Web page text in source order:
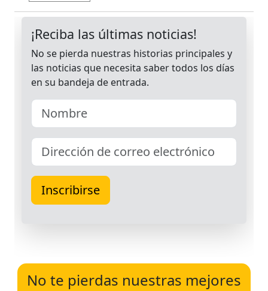
No te pierdas nuestras mejores